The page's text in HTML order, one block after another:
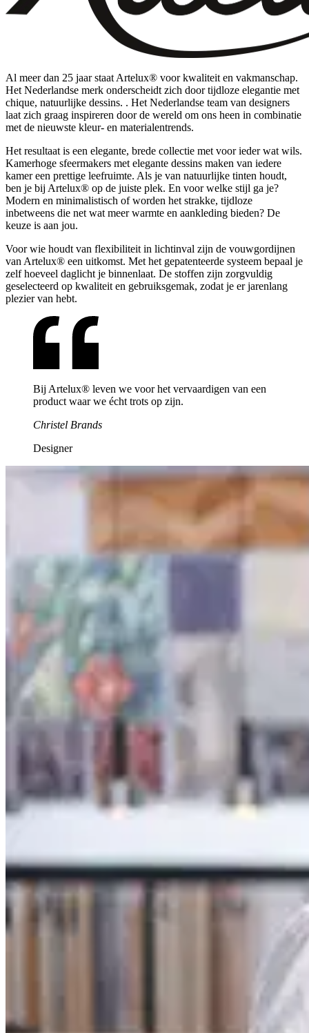
Al meer dan 25 jaar staat Artelux® voor kwaliteit en vakmanschap.
Het Nederlandse merk onderscheidt zich door tijdloze elegantie met
chique, natuurlijke dessins. . Het Nederlandse team van designers
laat zich graag inspireren door de wereld om ons heen in combinatie
met de nieuwste kleur- en materialentrends.
Het resultaat is een elegante, brede collectie met voor ieder wat wils.
Kamerhoge sfeermakers met elegante dessins maken van iedere
kamer een prettige leefruimte. Als je van natuurlijke tinten houdt,
ben je bij Artelux® op de juiste plek. En voor welke stijl ga je?
Modern en minimalistisch of worden het strakke, tijdloze
inbetweens die net wat meer warmte en aankleding bieden? De
keuze is aan jou.
Voor wie houdt van flexibiliteit in lichtinval zijn de vouwgordijnen
van Artelux® een uitkomst. Met het gepatenteerde systeem bepaal je
zelf hoeveel daglicht je binnenlaat. De stoffen zijn zorgvuldig
geselecteerd op kwaliteit en gebruiksgemak, zodat je er jarenlang
plezier van hebt.
Bij Artelux® leven we voor het vervaardigen van een
product waar we écht trots op zijn.
Christel Brands
Designer